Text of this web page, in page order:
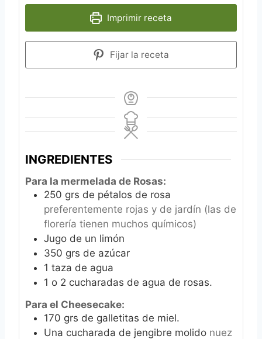
Imprimir receta
Fijar la receta
INGREDIENTES
Para la mermelada de Rosas:
250 grs de pétalos de rosa
preferentemente rojas y de jardín (las de
florería tienen muchos químicos)
Jugo de un limón
350 grs de azúcar
1 taza de agua
1 o 2 cucharadas de agua de rosas.
Para el Cheesecake:
170 grs de galletitas de miel.
Una cucharada de jengibre molido nuez